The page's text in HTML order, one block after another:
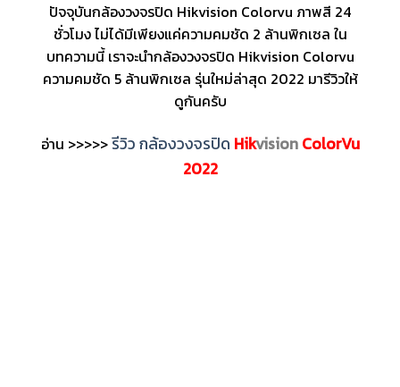
ปัจจุบันกล้องวงจรปิด Hikvision Colorvu ภาพสี 24
ชั่วโมง ไม่ได้มีเพียงแค่ความคมชัด 2 ล้านพิกเซล ใน
บทความนี้ เราจะนำกล้องวงจรปิด Hikvision Colorvu
ความคมชัด 5 ล้านพิกเซล รุ่นใหม่ล่าสุด 2022 มารีวิวให้
ดูกันครับ
อ่าน >>>>>รีวิว กล้องวงจรปิด Hikvision ColorVu
2022